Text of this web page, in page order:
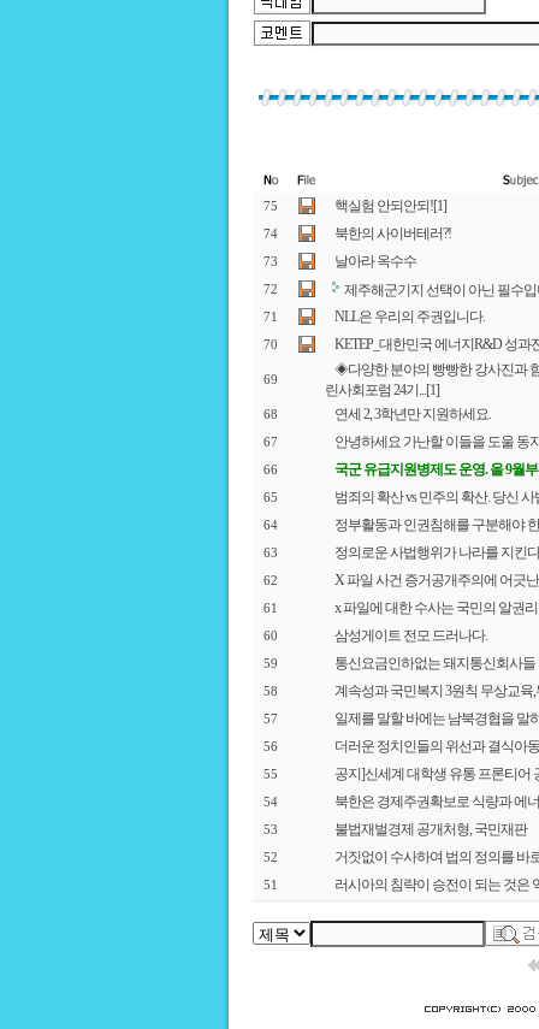
75 핵실험 안되안되![1]
74 북한의 사이버테러?!
73 날아라 옥수수
72 제주해군기지 선택이 아닌 필수입
71 NLL은 우리의 주권입니다.
70 KETEP_대한민국 에너지R&D 성과
69
◈다양한 분야의 빵빵한 강사진과
린사회포럼 24기...[1]
68 연세 2, 3학년만 지원하세요.
67 안녕하세요 가난할 이들을 도울 동
66 국군 유급지원병제도 운영. 올 9월
65 범죄의 확산 vs 민주의 확산. 당신 사
64 정부활동과 인권침해를 구분해야
63 정의로운 사법행위가 나라를 지킨
62 X 파일 사건 증거공개주의에 어긋
61 x 파일에 대한 수사는 국민의 알권
60 삼성게이트 전모 드러나다.
59 통신요금인하없는 돼지통신회사들
58 계속성과 국민복지 3원칙 무상교육
57 일제를 말할 바에는 남북경협을 말
56 더러운 정치인들의 위선과 결식아
55 공지]신세계 대학생 유통 프론티어
54 북한은 경제주권확보로 식량과 에
53 불법재벌경제 공개처형, 국민재판
52 거짓없이 수사하여 법의 정의를 바
51 러시아의 침략이 승전이 되는 것은